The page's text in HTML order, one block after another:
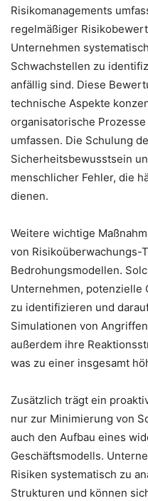
Risikomanagements
regelmäßiger
Unternehmen
Schwachstellen zu
anfällig sind. Diese
technische Aspekte
organisatorische
umfassen. Die Schulung
Sicherheitsbewusstsein
menschlicher Fehler, die
dienen.
Weitere wichtige
von Risikoüberwachungs-
Bedrohungsmodellen.
Unternehmen, potenzielle
zu identifizieren und
Simulationen von
außerdem ihre
was zu einer insgesamt
Zusätzlich trägt ein
nur zur Minimierung von
auch den Aufbau eines
Geschäftsmodells.
Risiken systematisch zu
Strukturen und können